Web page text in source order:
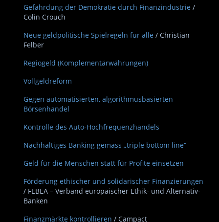
Gefährdung der Demokratie durch Finanzindustrie /
Colin Crouch
Neue geldpolitische Spielregeln für alle / Christian
Felber
Regiogeld (Komplementärwährungen)
Vollgeldreform
Gegen automatisierten, algorithmusbasierten
Börsenhandel
Kontrolle des Auto-Hochfrequenzhandels
Nachhaltiges Banking gemäss „triple bottom line“
Geld für die Menschen statt für Profite einsetzen
Förderung ethischer und solidarischer Finanzierungen
/ FEBEA – Verband europäischer Ethik- und Alternativ-
Banken
Finanzmärkte kontrollieren / Campact